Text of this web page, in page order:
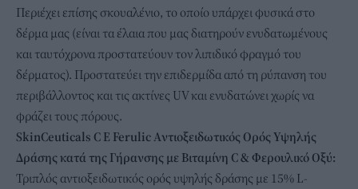
Περιέχει επίσης σκουαλένιο, το οποίο υπάρχει φυσικά στο
δέρμα μας (είναι τα έλαια που μας διατηρούν ενυδατωμένους
και ταυτόχρονα προστατεύουν τον λιπιδικό φραγμό του
δέρματος). Προστατεύει την επιδερμίδα από τη ρύπανση του
περιβάλλοντος και τις ακτίνες UV και ενυδατώνει χωρίς να
φράζει τους πόρους.
SkinCeuticals C E Ferulic Aντιοξειδωτικός Ορός Υψηλής
Δράσης κατά της Γήρανσης με Βιταμίνη C & Φερουλικό Οξύ:
Τριπλός αντιοξειδωτικός ορός υψηλής δράσης με 15% L-